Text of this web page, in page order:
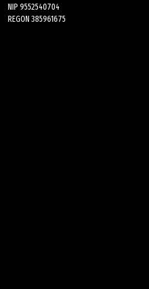
NIP 9552540704
REGON 385961675